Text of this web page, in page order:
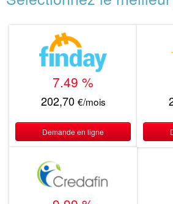
7.49 %
202,70 €/mois
Demande en ligne